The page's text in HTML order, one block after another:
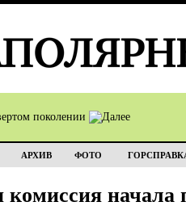
поколении
АРХИВ ФОТО
начала